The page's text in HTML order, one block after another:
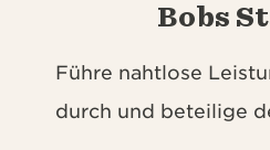
Bobs
Führe nahtlose
durch und beteilige